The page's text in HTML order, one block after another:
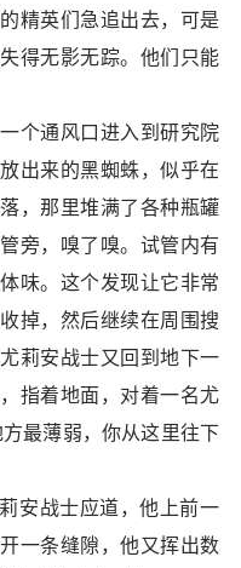
精英们急追出去，可是
得无影无踪。他们只能
个通风口进入到研究院
出来的黑蜘蛛，似乎在
，那里堆满了各种瓶罐
旁，嗅了嗅。试管内有
味。这个发现让它非常
掉，然后继续在周围搜
莉安战士又回到地下一
指着地面，对着一名尤
最薄弱，你从这里往下
安战士应道，他上前一
一条缝隙，他又挥出数